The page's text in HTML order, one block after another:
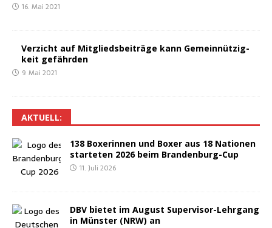
16. Mai 2021
Ver­zicht auf Mit­glieds­bei­trä­ge kann Gemein­nüt­zig­
keit gefährden
9. Mai 2021
AKTU­ELL:
138 Boxe­rin­nen und Boxer aus 18 Natio­nen
star­te­ten 2026 beim Brandenburg-Cup
11. Juli 2026
DBV bie­tet im August Super­vi­sor-Lehr­gang
in Müns­ter (NRW) an